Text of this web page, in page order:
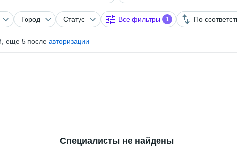
Город Статус Все фильтры 1 По
еще 5 после авторизации
Специалисты не найдены